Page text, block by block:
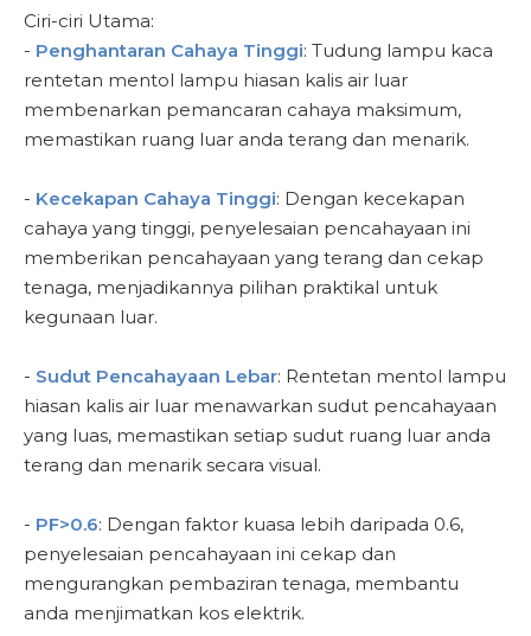
Ciri-ciri Utama:
- Penghantaran Cahaya Tinggi: Tudung lampu kaca
rentetan mentol lampu hiasan kalis air luar
membenarkan pemancaran cahaya maksimum,
memastikan ruang luar anda terang dan menarik.
- Kecekapan Cahaya Tinggi: Dengan kecekapan
cahaya yang tinggi, penyelesaian pencahayaan ini
memberikan pencahayaan yang terang dan cekap
tenaga, menjadikannya pilihan praktikal untuk
kegunaan luar.
- Sudut Pencahayaan Lebar: Rentetan mentol lampu
hiasan kalis air luar menawarkan sudut pencahayaan
yang luas, memastikan setiap sudut ruang luar anda
terang dan menarik secara visual.
- PF>0.6: Dengan faktor kuasa lebih daripada 0.6,
penyelesaian pencahayaan ini cekap dan
mengurangkan pembaziran tenaga, membantu
anda menjimatkan kos elektrik.